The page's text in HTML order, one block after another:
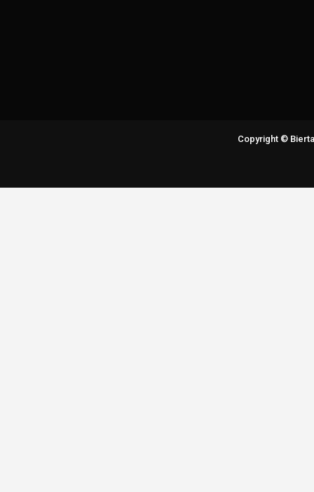
Copyright ©